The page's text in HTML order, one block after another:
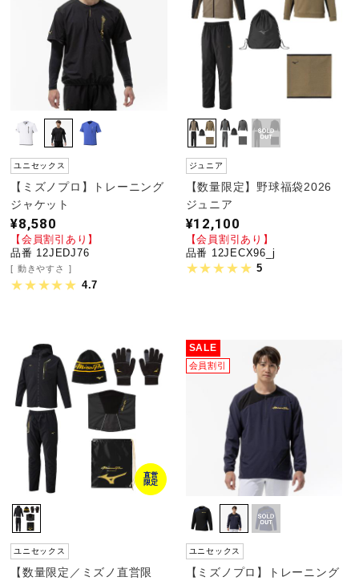
陸上競技
卓球
ウィンタースポーツ
ウォーキングシューズ
ライフスタイルグッズ
寝具／ミズノスリープ
ユニセックス
【ミズノプロ】トレーニング
ジャケット
¥8,580
【会員割引あり】
品番 12JEDJ76
動きやすさ
4.7
ジュニア
【数量限定】野球福袋2026
ジュニア
¥12,100
【会員割引あり】
品番 12JECX96_j
5
直営
限定
ユニセックス
【数量限定／ミズノ直営限
SALE
会員割引
ユニセックス
【ミズノプロ】トレーニング